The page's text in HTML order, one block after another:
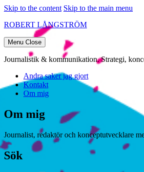
Skip to the content Skip to the main menu
ROBERT LÅNGSTRÖM
Menu Close
Journalistik & kommunikation. Strategi,
Andra saker jag gjort
Kontakt
Om mig
Om mig
Journalist, redaktör och konceptutvecklare
Sök